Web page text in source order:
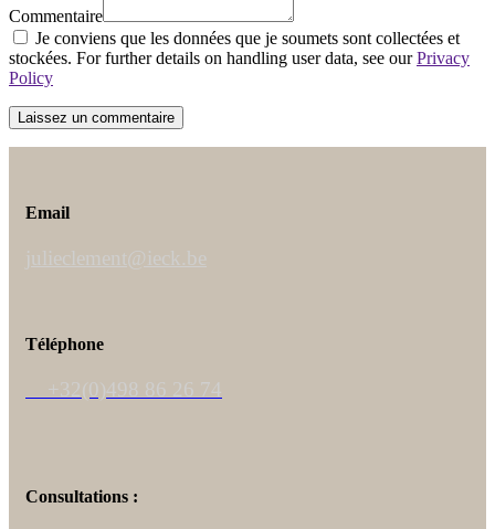
Commentaire
Je conviens que les données que je soumets sont collectées et
stockées. For further details on handling user data, see ourPrivacy
Policy
Email
julieclement@ieck.be
Téléphone
+32(0)498 86 26 74
Consultations :